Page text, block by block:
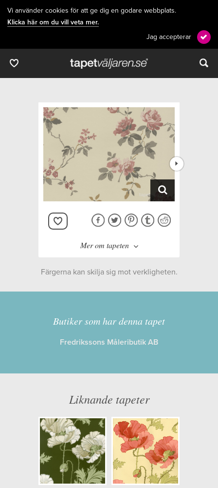
Vi använder cookies för att ge dig en godare webbplats.
Klicka här om du vill veta mer.
Jag accepterar
Mer om tapeten
Kollektion:
Anno II
Information
Längd x Bredd: 10,05 x 0,53
Artikelnummer: 8084
NCS Bottenkulör: S1505-Y30R
Färg: Beige, Rosa, Brun, Röd
Mönster: Blommig, Rosor
Struktur: Limtryck
Färgerna kan skilja sig mot verkligheten.
Butiker som har denna tapet
Fredrikssons Måleributik AB
Liknande tapeter